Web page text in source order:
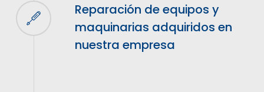
Reparación de equipos y
maquinarias adquiridos en
nuestra empresa